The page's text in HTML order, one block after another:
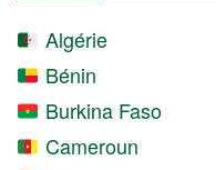
Algérie
Bénin
Burkina Faso
Cameroun